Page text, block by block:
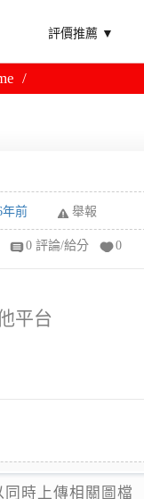
評價推薦 ▼
年前 舉報
0 評論/給分 0
平台